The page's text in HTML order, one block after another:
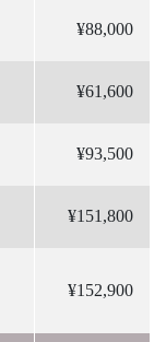
¥88,000
¥61,600
¥93,500
¥151,800
¥152,900